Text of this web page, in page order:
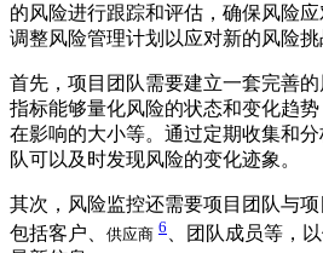
的风险进行跟踪和评估，确保风险
调整风险管理计划以应对新的风险挑
首先，项目团队需要建立一套完善
指标能够量化风险的状态和变化趋
在影响的大小等。通过定期收集和
队可以及时发现风险的变化迹象。
其次，风险监控还需要项目团队与项
包括客户、 供应商 6 、团队成员等，